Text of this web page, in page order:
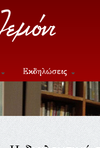
Εκδηλώσεις